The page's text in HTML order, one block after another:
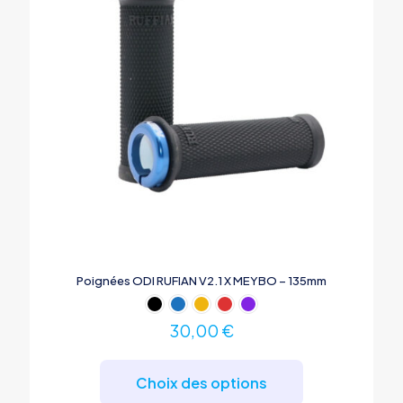
Poignées ODI RUFIAN V2.1 X MEYBO – 135mm
30,00 €
Choix des options